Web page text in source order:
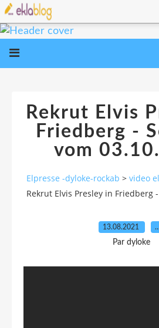
Rekrut Elvis
Friedberg -
vom
Elpresse -dyloke-rockab > video
Rekrut Elvis Presley in Friedberg
13.08.2021
Par dyloke